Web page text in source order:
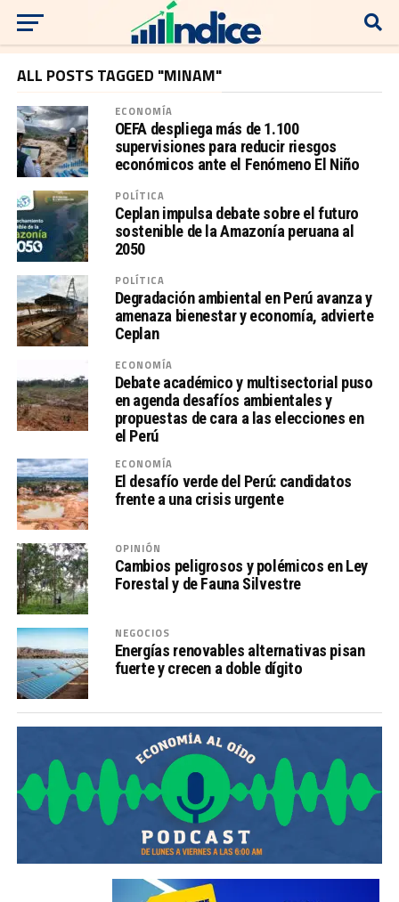
ALL POSTS TAGGED "MINAM"
ECONOMÍA
OEFA despliega más de 1.100
supervisiones para reducir riesgos
económicos ante el Fenómeno El Niño
POLÍTICA
Ceplan impulsa debate sobre el futuro
sostenible de la Amazonía peruana al
2050
POLÍTICA
Degradación ambiental en Perú avanza y
amenaza bienestar y economía, advierte
Ceplan
ECONOMÍA
Debate académico y multisectorial puso
en agenda desafíos ambientales y
propuestas de cara a las elecciones en
el Perú
ECONOMÍA
El desafío verde del Perú: candidatos
frente a una crisis urgente
OPINIÓN
Cambios peligrosos y polémicos en Ley
Forestal y de Fauna Silvestre
NEGOCIOS
Energías renovables alternativas pisan
fuerte y crecen a doble dígito